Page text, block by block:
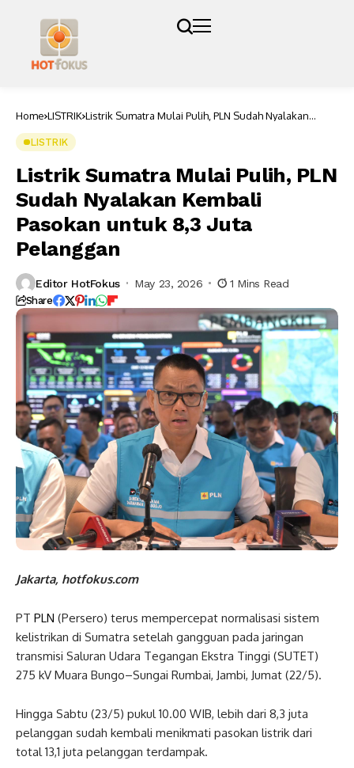
Home LISTRIK Listrik Sumatra Mulai Pulih, PLN Sudah Nyalakan
LISTRIK
Listrik Sumatra Mulai Pulih, PLN
Sudah Nyalakan Kembali
Pasokan untuk 8,3 Juta
Pelanggan
Editor HotFokus May 23, 2026 1 Mins Read
Share
Jakarta, hotfokus.com
PT PLN (Persero) terus mempercepat normalisasi sistem
kelistrikan di Sumatra setelah gangguan pada jaringan
transmisi Saluran Udara Tegangan Ekstra Tinggi (SUTET)
275 kV Muara Bungo–Sungai Rumbai, Jambi, Jumat (22/5).
Hingga Sabtu (23/5) pukul 10.00 WIB, lebih dari 8,3 juta
pelanggan sudah kembali menikmati pasokan listrik dari
total 13,1 juta pelanggan terdampak.